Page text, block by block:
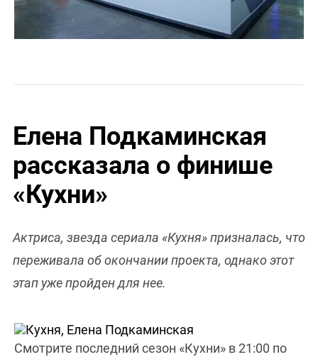
Елена Подкаминская
рассказала о финише
«Кухни»
Актриса, звезда сериала «Кухня» призналась, что
переживала об окончании проекта, однако этот
этап уже пройден для нее.
Смотрите последний сезон «Кухни» в 21:00 по